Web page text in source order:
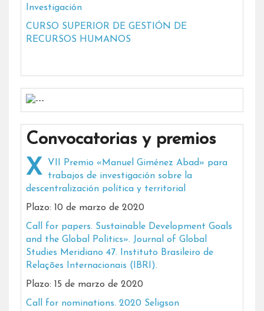
Investigación
CURSO SUPERIOR DE GESTIÓN DE
RECURSOS HUMANOS
Convocatorias y premios
XVII Premio «Manuel Giménez Abad» para
trabajos de investigación sobre la
descentralización política y territorial
Plazo: 10 de marzo de 2020
Call for papers. Sustainable Development Goals
and the Global Politics». Journal of Global
Studies Meridiano 47. Instituto Brasileiro de
Relações Internacionais (IBRI).
Plazo: 15 de marzo de 2020
Call for nominations. 2020 Seligson